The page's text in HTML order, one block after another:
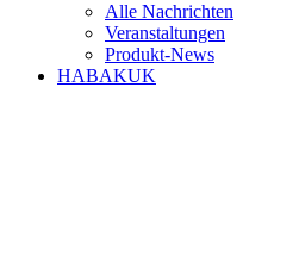
Alle Nachrichten
Veranstaltungen
Produkt-News
HABAKUK